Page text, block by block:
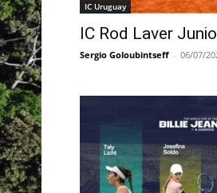
IC Uruguay
IC Rod Laver
Sergio Goloubintseff - 06/07/